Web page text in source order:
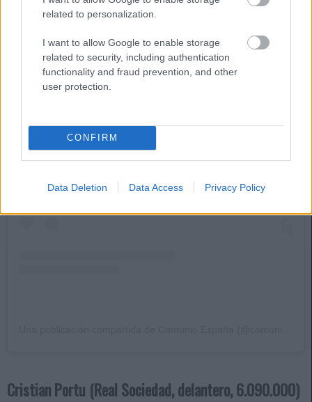
related to personalization.
I want to allow Google to enable storage
related to security, including authentication
functionality and fraud prevention, and other
user protection.
CONFIRM
Data Deletion Data Access Privacy Policy
Cristian Portu (Real Sociedad, delantero, 6.090.000)